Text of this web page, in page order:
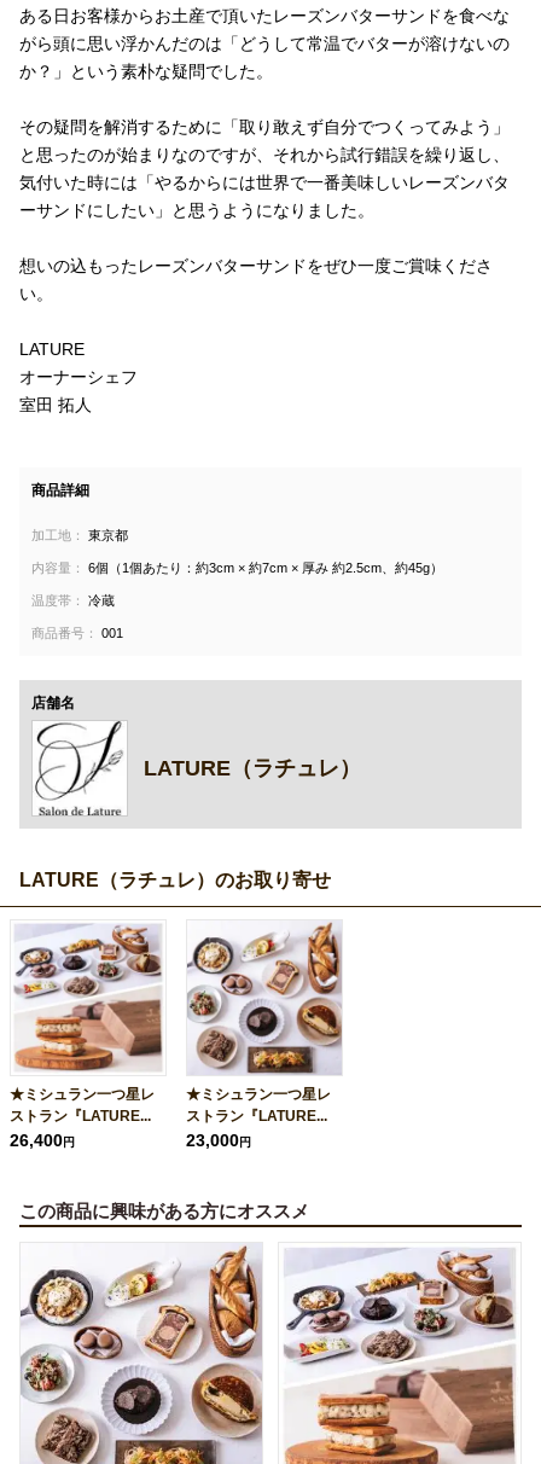
ある日お客様からお土産で頂いたレーズンバターサンドを食べな
がら頭に思い浮かんだのは「どうして常温でバターが溶けないの
か？」という素朴な疑問でした。
その疑問を解消するために「取り敢えず自分でつくってみよう」
と思ったのが始まりなのですが、それから試行錯誤を繰り返し、
気付いた時には「やるからには世界で一番美味しいレーズンバタ
ーサンドにしたい」と思うようになりました。
想いの込もったレーズンバターサンドをぜひ一度ご賞味くださ
い。
LATURE
オーナーシェフ
室田 拓人
商品詳細
加工地： 東京都
内容量： 6個（1個あたり：約3cm × 約7cm × 厚み 約2.5cm、約45g）
温度帯： 冷蔵
商品番号： 001
店舗名
LATURE（ラチュレ）
LATURE（ラチュレ）のお取り寄せ
★ミシュラン一つ星レ
ストラン『LATURE...
26,400円
★ミシュラン一つ星レ
ストラン『LATURE...
23,000円
この商品に興味がある方にオススメ